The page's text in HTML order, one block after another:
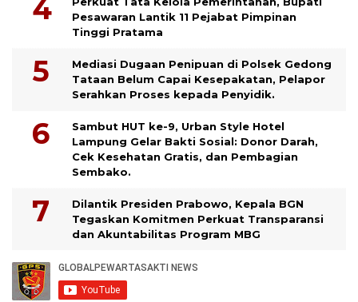
Pesawaran Lantik 11 Pejabat Pimpinan
Tinggi Pratama
Mediasi Dugaan Penipuan di Polsek Gedong
Tataan Belum Capai Kesepakatan, Pelapor
Serahkan Proses kepada Penyidik.
Sambut HUT ke-9, Urban Style Hotel
Lampung Gelar Bakti Sosial: Donor Darah,
Cek Kesehatan Gratis, dan Pembagian
Sembako.
Dilantik Presiden Prabowo, Kepala BGN
Tegaskan Komitmen Perkuat Transparansi
dan Akuntabilitas Program MBG